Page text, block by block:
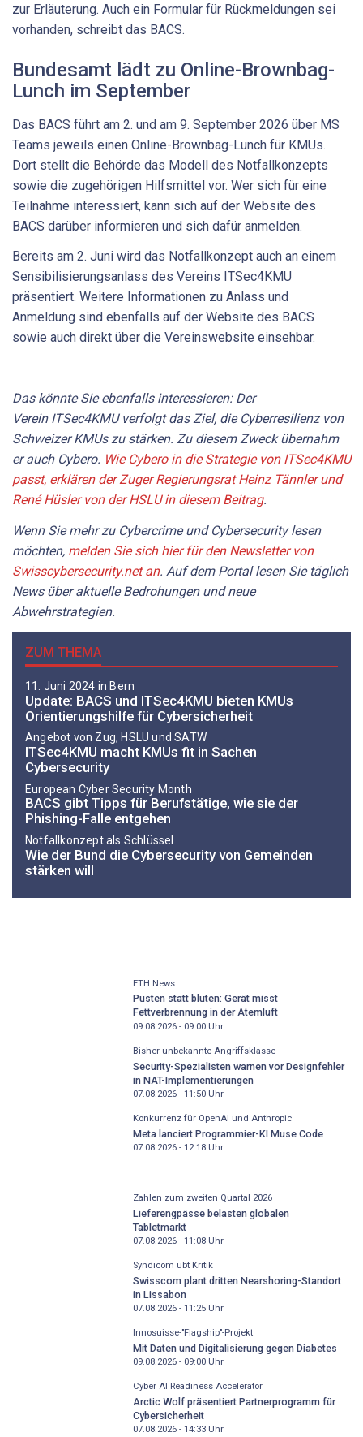
zur Erläuterung. Auch ein Formular für Rückmeldungen sei
vorhanden, schreibt das BACS.
Bundesamt lädt zu Online-Brownbag-
Lunch im September
Das BACS führt am 2. und am 9. September 2026 über MS
Teams jeweils einen Online-Brownbag-Lunch für KMUs.
Dort stellt die Behörde das Modell des Notfallkonzepts
sowie die zugehörigen Hilfsmittel vor. Wer sich für eine
Teilnahme interessiert, kann sich auf der Website des
BACS darüber informieren und sich dafür anmelden.
Bereits am 2. Juni wird das Notfallkonzept auch an einem
Sensibilisierungsanlass des Vereins ITSec4KMU
präsentiert. Weitere Informationen zu Anlass und
Anmeldung sind ebenfalls auf der Website des BACS
sowie auch direkt über die Vereinswebsite einsehbar.
Das könnte Sie ebenfalls interessieren: Der
Verein ITSec4KMU verfolgt das Ziel, die Cyberresilienz von
Schweizer KMUs zu stärken. Zu diesem Zweck übernahm
er auch Cybero. Wie Cybero in die Strategie von ITSec4KMU
passt, erklären der Zuger Regierungsrat Heinz Tännler und
René Hüsler von der HSLU in diesem Beitrag.
Wenn Sie mehr zu Cybercrime und Cybersecurity lesen
möchten, melden Sie sich hier für den Newsletter von
Swisscybersecurity.net an. Auf dem Portal lesen Sie täglich
News über aktuelle Bedrohungen und neue
Abwehrstrategien.
ZUM THEMA
11. Juni 2024 in Bern
Update: BACS und ITSec4KMU bieten KMUs
Orientierungshilfe für Cybersicherheit
Angebot von Zug, HSLU und SATW
ITSec4KMU macht KMUs fit in Sachen
Cybersecurity
European Cyber Security Month
BACS gibt Tipps für Berufstätige, wie sie der
Phishing-Falle entgehen
Notfallkonzept als Schlüssel
Wie der Bund die Cybersecurity von Gemeinden
stärken will
ETH News
Pusten statt bluten: Gerät misst
Fettverbrennung in der Atemluft
09.08.2026 - 09:00Uhr
Bisher unbekannte Angriffsklasse
Security-Spezialisten warnen vor Designfehler
in NAT-Implementierungen
07.08.2026 - 11:50Uhr
Konkurrenz für OpenAI und Anthropic
Meta lanciert Programmier-KI Muse Code
07.08.2026 - 12:18Uhr
Zahlen zum zweiten Quartal 2026
Lieferengpässe belasten globalen
Tabletmarkt
07.08.2026 - 11:08Uhr
Syndicom übt Kritik
Swisscom plant dritten Nearshoring-Standort
in Lissabon
07.08.2026 - 11:25Uhr
Innosuisse-"Flagship"-Projekt
Mit Daten und Digitalisierung gegen Diabetes
09.08.2026 - 09:00Uhr
Cyber AI Readiness Accelerator
Arctic Wolf präsentiert Partnerprogramm für
Cybersicherheit
07.08.2026 - 14:33Uhr